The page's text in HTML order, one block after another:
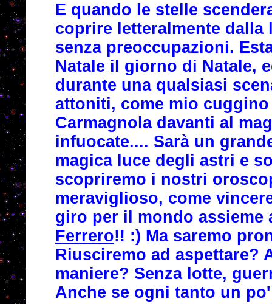
E quando le stelle
coprire letteralmente dalla
senza preoccupazioni.
Natale il giorno di Natale,
durante una qualsiasi
attoniti, come mio
Carmagnola davanti al
infuocate.... Sarà un
magica luce degli astri e
scopriremo i nostri
meraviglioso, come
giro per il mondo assieme
Ferrero!! :) Ma saremo
Riusciremo ad aspettare?
maniere? Senza lotte,
Anche se ogni tanto un